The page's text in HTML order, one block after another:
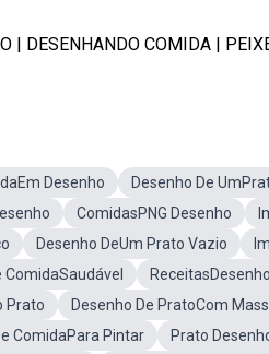
| DESENHANDO COMIDA |
Desenho Desenho De
ComidasPNG Desenho
Desenho DeUm Prato Vazio
ComidaSaudável ReceitasDesenho
Prato Desenho De PratoCom
ComidaPara Pintar Prato